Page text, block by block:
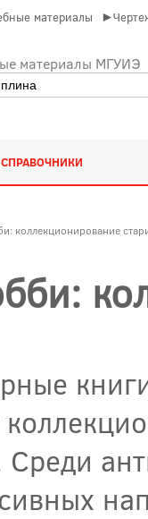
материалы
материалы МГУИЭ
коллекционирование
Среди